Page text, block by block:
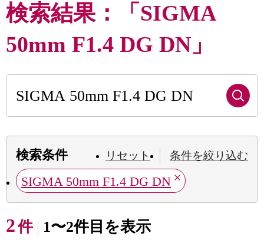
検索結果：「SIGMA
50mm F1.4 DG DN」
検索条件 リセット 条件を絞り込む
SIGMA 50mm F1.4 DG DN
2件 1〜2件目を表示